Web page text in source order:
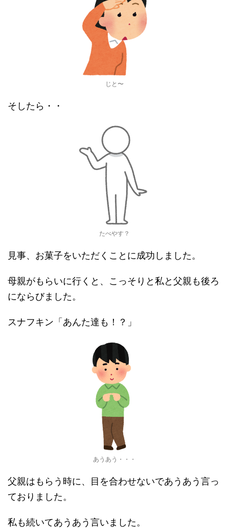
じと〜
そしたら・・
たべやす？
見事、お菓子をいただくことに成功しました。
母親がもらいに行くと、こっそりと私と父親も後ろ
にならびました。
スナフキン「あんた達も！？」
あうあう・・・
父親はもらう時に、目を合わせないであうあう言っ
ておりました。
私も続いてあうあう言いました。